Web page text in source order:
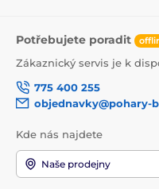
Potřebujete poradit
Zákaznický servis je k
775 400 255
objednavky@pohary-
Kde nás najdete
Naše prodejny